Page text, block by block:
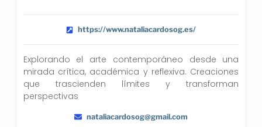
https://www.nataliacardosog.es/
Explorando el arte contemporáneo desde una
mirada crítica, académica y reflexiva. Creaciones
que trascienden límites y transforman
perspectivas
nataliacardosog@gmail.com